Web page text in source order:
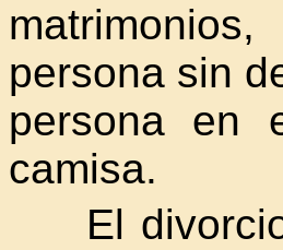
persona sin
persona en
camisa.
El divorcio